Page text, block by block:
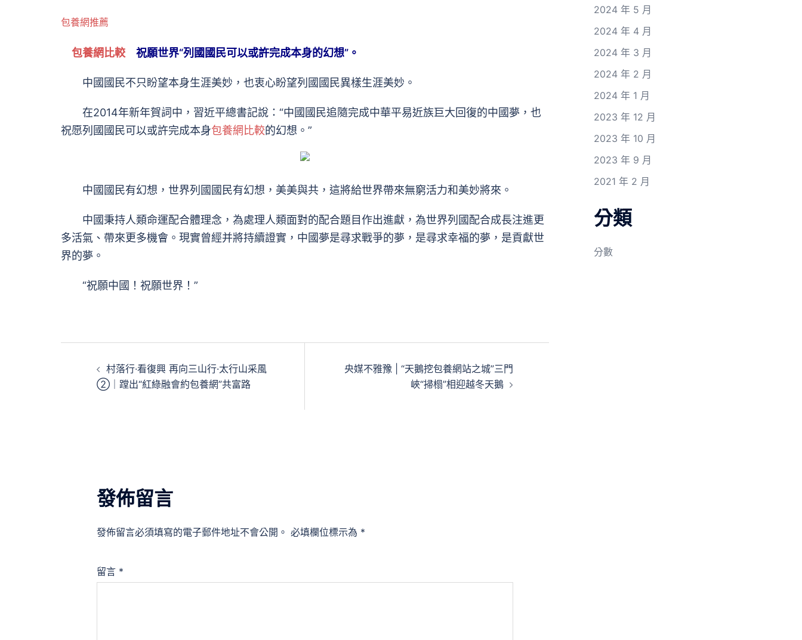
包養網推薦
包養網比較 祝願世界“列國國民可以或許完成本身的幻想”。
中國國民不只盼望本身生涯美妙，也衷心盼望列國國民異樣生涯美妙。
在2014年新年賀詞中，習近平總書記說：“中國國民追隨完成中華平易近族巨大回復的中國夢，也
祝愿列國國民可以或許完成本身包養網比較的幻想。”
中國國民有幻想，世界列國國民有幻想，美美與共，這將給世界帶來無窮活力和美妙將來。
中國秉持人類命運配合體理念，為處理人類面對的配合題目作出進獻，為世界列國配合成長注進更
多活氣、帶來更多機會。現實曾經并將持續證實，中國夢是尋求戰爭的夢，是尋求幸福的夢，是貢獻世
界的夢。
“祝願中國！祝願世界！”
村落行·看復興 再向三山行·太行山采風
②｜蹚出“紅綠融會約包養網”共富路
央媒不雅豫 | “天鵝挖包養網站之城”三門
峽“掃榻”相迎越冬天鵝
發佈留言
發佈留言必須填寫的電子郵件地址不會公開。 必填欄位標示為 *
留言 *
2024 年 5 月
2024 年 4 月
2024 年 3 月
2024 年 2 月
2024 年 1 月
2023 年 12 月
2023 年 10 月
2023 年 9 月
2021 年 2 月
分類
分數